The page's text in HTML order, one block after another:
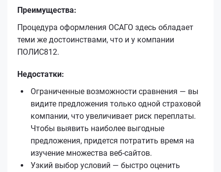
Преимущества:
Процедура оформления ОСАГО здесь обладает
теми же достоинствами, что и у компании
ПОЛИС812.
Недостатки:
Ограниченные возможности сравнения — вы
видите предложения только одной страховой
компании, что увеличивает риск переплаты.
Чтобы выявить наиболее выгодные
предложения, придется потратить время на
изучение множества веб-сайтов.
Узкий выбор условий — быстро оценить